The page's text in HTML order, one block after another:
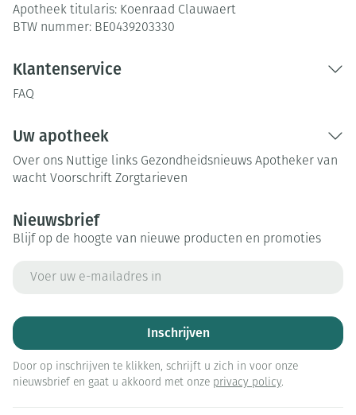
Apotheek titularis: Koenraad Clauwaert
BTW nummer: BE0439203330
Klantenservice
FAQ
Uw apotheek
Over ons Nuttige links Gezondheidsnieuws Apotheker van
wacht Voorschrift Zorgtarieven
Nieuwsbrief
Blijf op de hoogte van nieuwe producten en promoties
Inschrijven
Door op inschrijven te klikken, schrijft u zich in voor onze
nieuwsbrief en gaat u akkoord met onze privacy policy.